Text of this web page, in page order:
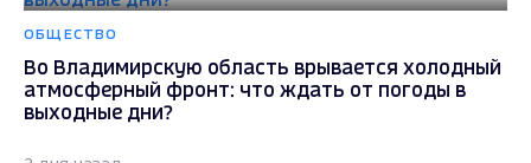
ОБЩЕСТВО
Во Владимирскую область врывается холодный
атмосферный фронт: что ждать от погоды в
выходные дни?